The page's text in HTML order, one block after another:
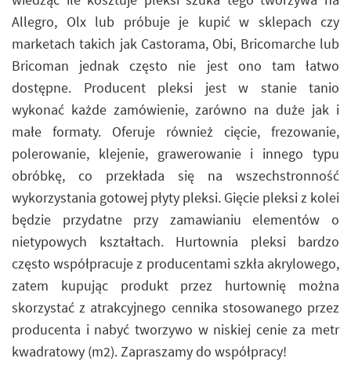
Allegro, Olx lub próbuje je kupić w sklepach czy
marketach takich jak Castorama, Obi, Bricomarche lub
Bricoman jednak często nie jest ono tam łatwo
dostępne. Producent pleksi jest w stanie tanio
wykonać każde zamówienie, zarówno na duże jak i
małe formaty. Oferuje również cięcie, frezowanie,
polerowanie, klejenie, grawerowanie i innego typu
obróbkę, co przekłada się na wszechstronność
wykorzystania gotowej płyty pleksi. Gięcie pleksi z kolei
będzie przydatne przy zamawianiu elementów o
nietypowych kształtach. Hurtownia pleksi bardzo
często współpracuje z producentami szkła akrylowego,
zatem kupując produkt przez hurtownię można
skorzystać z atrakcyjnego cennika stosowanego przez
producenta i nabyć tworzywo w niskiej cenie za metr
kwadratowy (m2). Zapraszamy do współpracy!